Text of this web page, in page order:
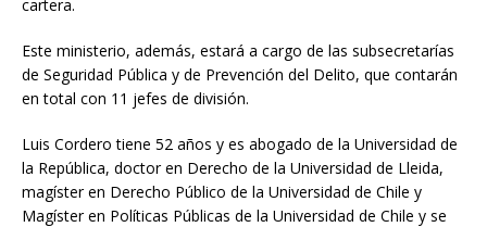
cartera.
Este ministerio, además, estará a cargo de las subsecretarías
de Seguridad Pública y de Prevención del Delito, que contarán
en total con 11 jefes de división.
Luis Cordero tiene 52 años y es abogado de la Universidad de
la República, doctor en Derecho de la Universidad de Lleida,
magíster en Derecho Público de la Universidad de Chile y
Magíster en Políticas Públicas de la Universidad de Chile y se